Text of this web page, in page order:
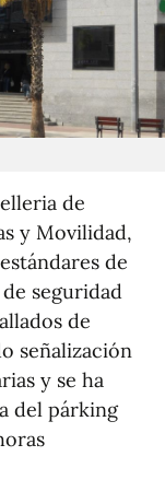
de
y Movilidad,
de
seguridad
de
señalización
y se ha
del párking